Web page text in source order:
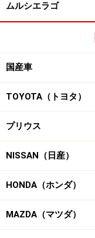
ムルシエラゴ
国産車
TOYOTA（トヨタ）
プリウス
NISSAN（日産）
HONDA（ホンダ）
MAZDA（マツダ）